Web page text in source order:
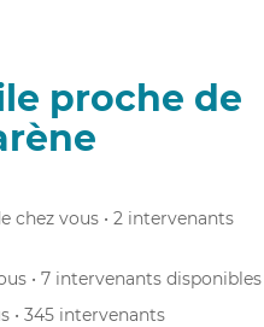
proche de
chez vous • 2 intervenants
• 7 intervenants disponibles
• 345 intervenants